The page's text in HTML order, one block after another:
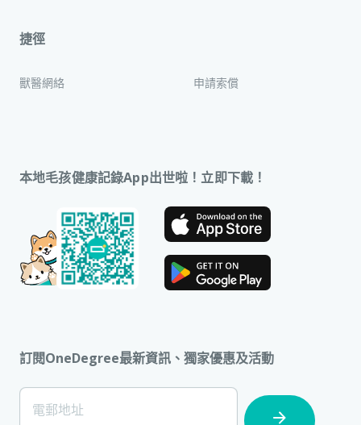
捷徑
獸醫網絡 申請索償
本地毛孩健康記錄App出世啦！立即下載！
訂閱OneDegree最新資訊、獨家優惠及活動
[Footer]
Subscription
電郵地址